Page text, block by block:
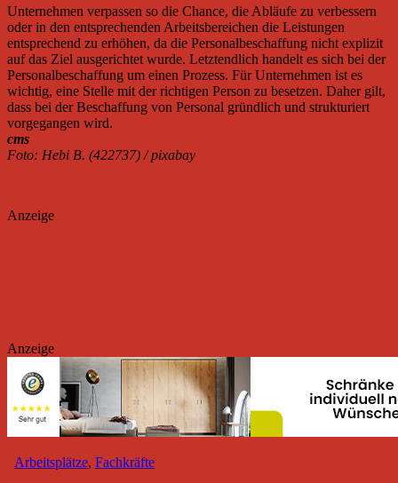
Unternehmen verpassen so die Chance, die Abläufe zu verbessern
oder in den entsprechenden Arbeitsbereichen die Leistungen
entsprechend zu erhöhen, da die Personalbeschaffung nicht explizit
auf das Ziel ausgerichtet wurde. Letztendlich handelt es sich bei der
Personalbeschaffung um einen Prozess. Für Unternehmen ist es
wichtig, eine Stelle mit der richtigen Person zu besetzen. Daher gilt,
dass bei der Beschaffung von Personal gründlich und strukturiert
vorgegangen wird.
cms
Foto: Hebi B. (422737) / pixabay
Anzeige
Anzeige
Arbeitsplätze, Fachkräfte